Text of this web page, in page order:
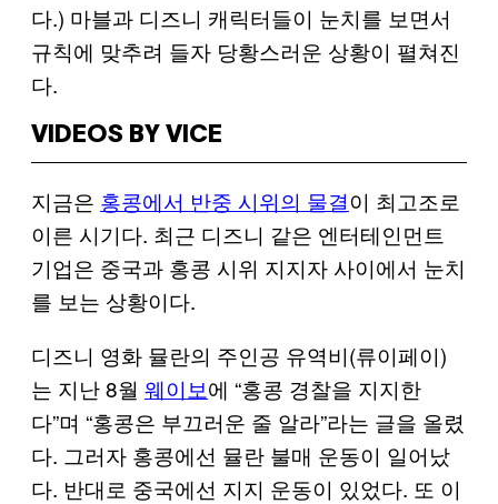
다.) 마블과 디즈니 캐릭터들이 눈치를 보면서
규칙에 맞추려 들자 당황스러운 상황이 펼쳐진
다.
VIDEOS BY VICE
지금은 홍콩에서 반중 시위의 물결이 최고조로
이른 시기다. 최근 디즈니 같은 엔터테인먼트
기업은 중국과 홍콩 시위 지지자 사이에서 눈치
를 보는 상황이다.
디즈니 영화 뮬란의 주인공 유역비(류이페이)
는 지난 8월 웨이보에 “홍콩 경찰을 지지한
다”며 “홍콩은 부끄러운 줄 알라”라는 글을 올렸
다. 그러자 홍콩에선 뮬란 불매 운동이 일어났
다. 반대로 중국에선 지지 운동이 있었다. 또 이